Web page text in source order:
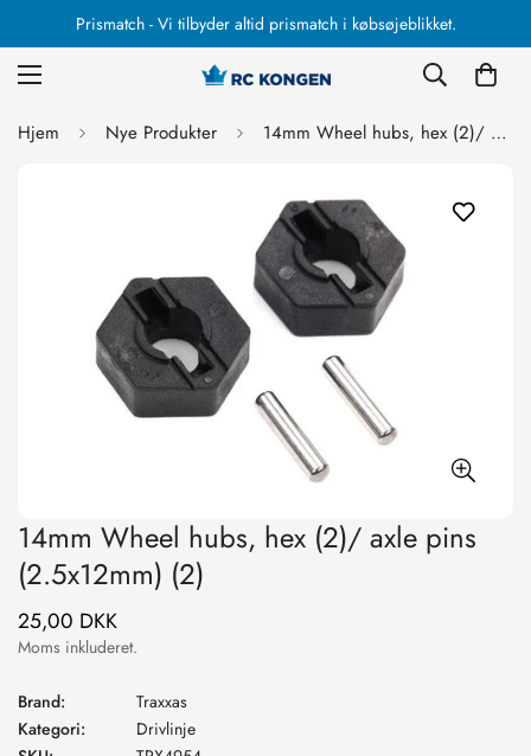
Prismatch - Vi tilbyder altid prismatch i købsøjeblikket.
Hjem Nye Produkter 14mm Wheel hubs, hex (2)/ axle pins (2.5x12mm) (2)
14mm Wheel hubs, hex (2)/ axle pins
(2.5x12mm) (2)
Normal
pris
25,00 DKK
Moms inkluderet.
Brand:
Traxxas
Kategori:
Drivlinje